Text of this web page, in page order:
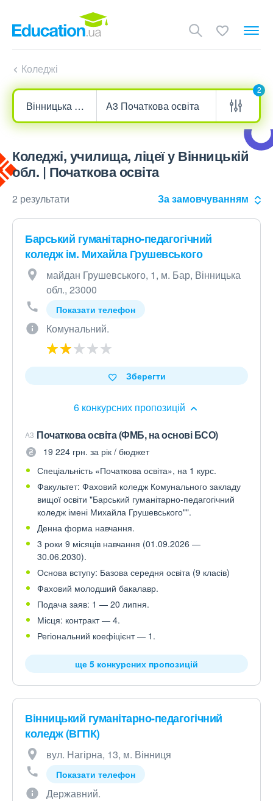
Коледжі
2
Коледжі, училища, ліцеї у Вінницькій
обл. | Початкова освіта
2 результати За замовчуванням
Барський гуманітарно-педагогічний
коледж ім. Михайла Грушевського
майдан Грушевського, 1, м. Бар, Вінницька
обл., 23000
Показати телефон
Комунальний.
6 конкурсних пропозицій
Зберегти
A3 Початкова освіта (ФМБ, на основі БСО)
19 224 грн. за рік / бюджет
Спеціальність «Початкова освіта», на 1 курс.
Факультет: Фаховий коледж Комунального закладу
вищої освіти "Барський гуманітарно-педагогічний
коледж імені Михайла Грушевського"".
Денна форма навчання.
3 роки 9 місяців навчання (01.09.2026 —
30.06.2030).
Основа вступу: Базова середня освіта (9 класів)
Фаховий молодший бакалавр.
Подача заяв: 1 — 20 липня.
Місця: контракт — 4.
Регіональний коефіцієнт — 1.
ще 5 конкурсних пропозицій
Вінницький гуманітарно-педагогічний
коледж (ВГПК)
вул. Нагірна, 13, м. Вінниця
Показати телефон
Державний.